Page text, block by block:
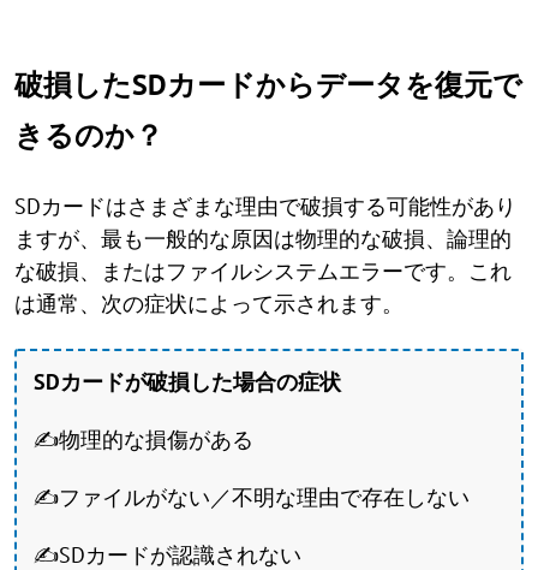
破損したSDカードからデータを復元で
きるのか？
SDカードはさまざまな理由で破損する可能性があり
ますが、最も一般的な原因は物理的な破損、論理的
な破損、またはファイルシステムエラーです。これ
は通常、次の症状によって示されます。
SDカードが破損した場合の症状
✍物理的な損傷がある
✍ファイルがない／不明な理由で存在しない
✍SDカードが認識されない